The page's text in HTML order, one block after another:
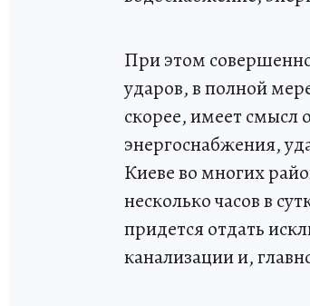
При этом
ударов, в полной
скорее, имеет смысл
энергоснабжения,
Киеве во многих
несколько часов в
придется отдать
канализации и,